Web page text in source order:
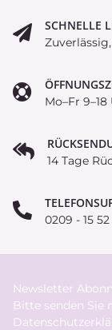
SCHNELLE
Mo–Fr 9–18
14 Tage
0209 - 15
Newsletter
Bitte senden Sie